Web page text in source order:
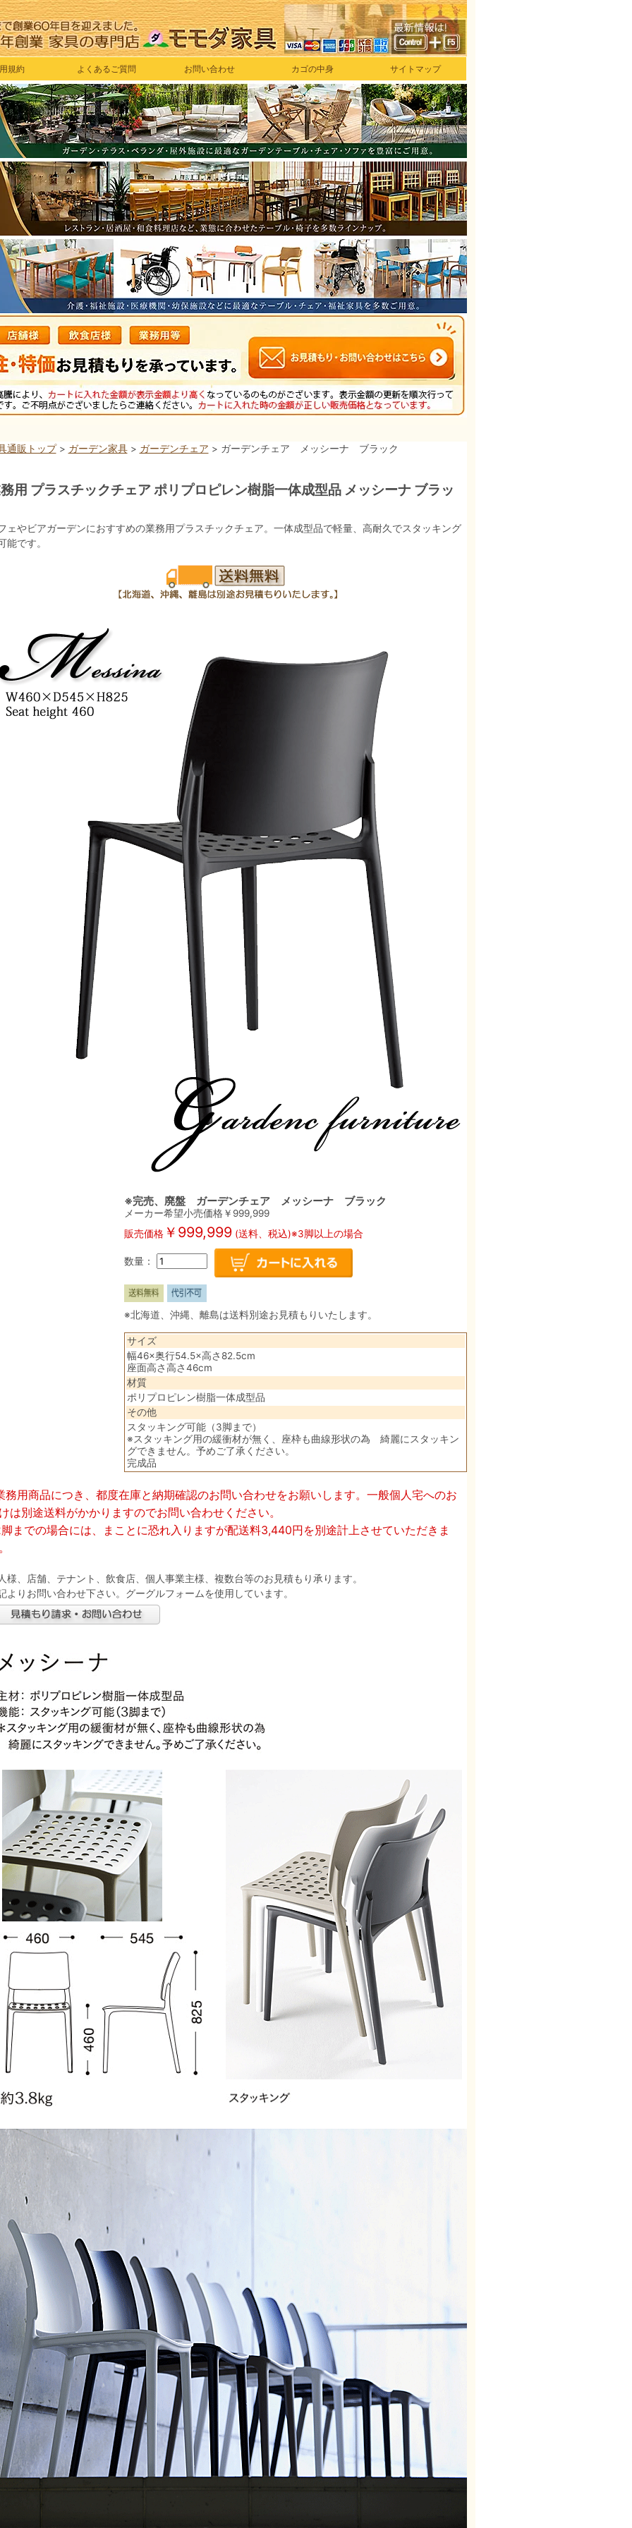
規約 よくあるご質問 お問い合わせ カゴの中身 サイトマップ
通販トップ> ガーデン家具> ガーデンチェア > ガーデンチェア メッシーナ ブラック
用 プラスチックチェア ポリプロピレン樹脂一体成型品 メッシーナ ブラッ
ェやビアガーデンにおすすめの業務用プラスチックチェア。一体成型品で軽量、高耐久でスタッキング
能です。
※完売、廃盤 ガーデンチェア メッシーナ ブラック
メーカー希望小売価格￥ 999,999
販売価格￥ 999,999(送料、税込)※3脚以上の場合
数量：
※北海道、沖縄、離島は送料別途お見積もりいたします。
サイズ
幅46×奥行54.5×高さ82.5cm
座面高さ高さ46cm
材質
ポリプロピレン樹脂一体成型品
その他
スタッキング可能（3脚まで）
※スタッキング用の緩衝材が無く、座枠も曲線形状の為 綺麗にスタッキン
グできません。予めご了承ください。
完成品
務用商品につき、都度在庫と納期確認のお問い合わせをお願いします。一般個人宅へのお
は別途送料がかかりますのでお問い合わせください。
までの場合には、まことに恐れ入りますが配送料3,440円を別途計上させていただきま
様、店舗、テナント、飲食店、個人事業主様、複数台等のお見積もり承ります。
よりお問い合わせ下さい。グーグルフォームを使用しています。